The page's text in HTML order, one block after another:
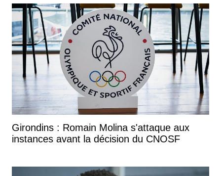
Girondins : Romain Molina s'attaque aux
instances avant la décision du CNOSF